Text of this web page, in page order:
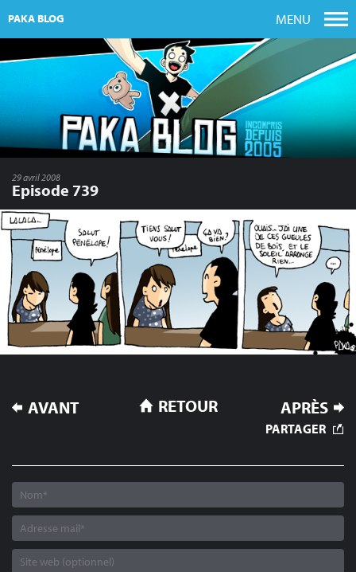
PAKA BLOG MENU
29 avril 2008
Episode 739
NAVIGATION
DE
AVANT APRÈS
RETOUR
PARTAGER